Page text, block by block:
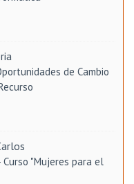
de Cambio
Curso "Mujeres para el